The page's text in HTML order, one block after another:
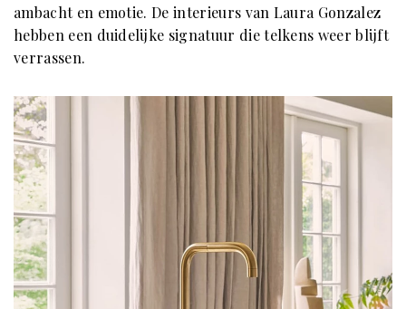
ambacht en emotie. De interieurs van Laura Gonzalez
hebben een duidelijke signatuur die telkens weer blijft
verrassen.